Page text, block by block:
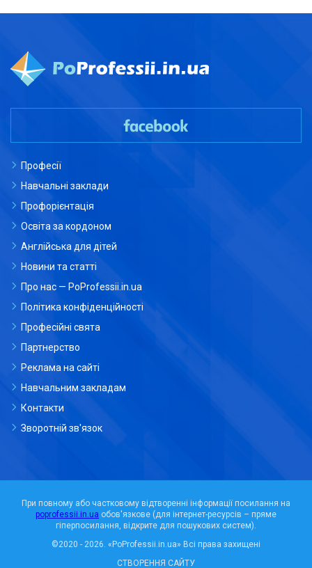
Професії
Навчальні заклади
Профорієнтація
Освіта за кордоном
Англійська для дітей
Новини та статті
Про нас — PoProfessii.in.ua
Політика конфіденційності
Професійні свята
Партнерство
Реклама на сайті
Навчальним закладам
Контакти
Зворотній зв'язок
При повному або частковому відтворенні інформації посилання на
poprofessii.in.ua обов'язкове (для інтернет-ресурсів – пряме
гіперпосилання, відкрите для пошукових систем).
СТВОРЕННЯ САЙТУ
©2020 - 2026. «PoProfessii.in.ua» Всі права захищені